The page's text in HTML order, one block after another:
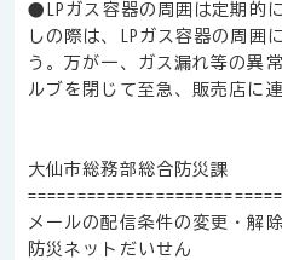
●LPガス容器の周囲は定期的
しの際は、LPガス容器の周囲
う。万が一、ガス漏れ等の異
ルブを閉じて至急、販売店に
大仙市総務部総合防災課
メールの配信条件の変更・解
防災ネットだいせん